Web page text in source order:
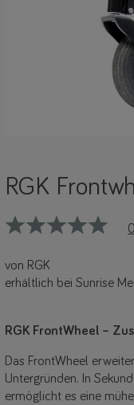
RGK
von RGK
erhältlich bei Sunrise
RGK FrontWheel –
Das FrontWheel
Untergründen. In
ermöglicht es eine